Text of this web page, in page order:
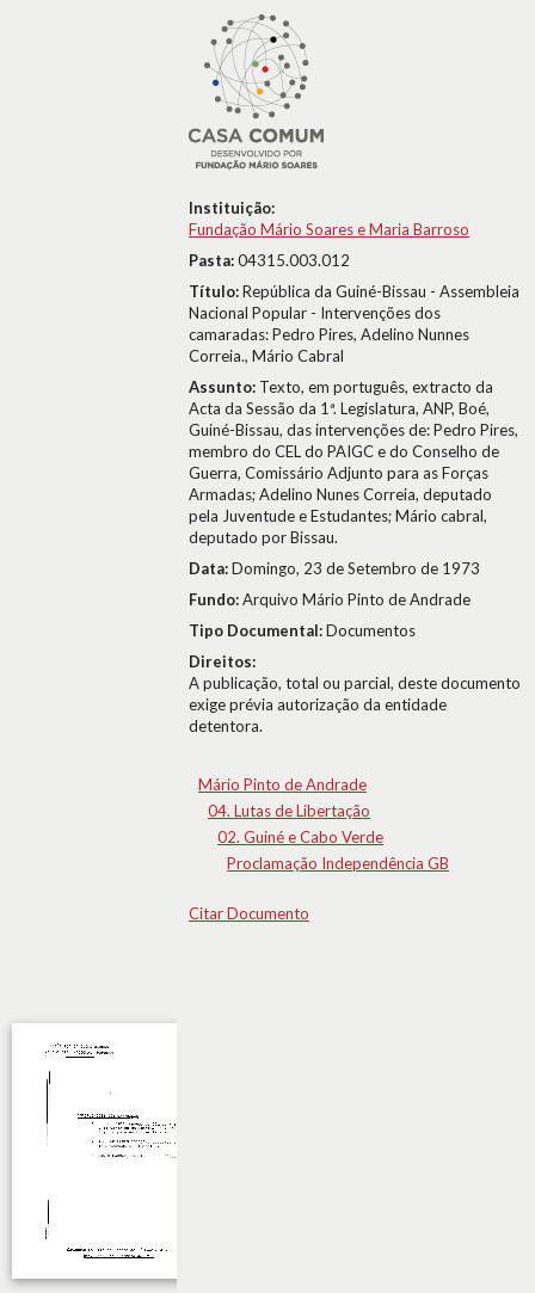
Instituição:
Fundação Mário Soares e Maria Barroso
Pasta:04315.003.012
Título:República da Guiné-Bissau - Assembleia
Nacional Popular - Intervenções dos
camaradas: Pedro Pires, Adelino Nunnes
Correia., Mário Cabral
Assunto: Texto, em português, extracto da
Acta da Sessão da 1ª. Legislatura, ANP, Boé,
Guiné-Bissau, das intervenções de: Pedro Pires,
membro do CEL do PAIGC e do Conselho de
Guerra, Comissário Adjunto para as Forças
Armadas; Adelino Nunes Correia, deputado
pela Juventude e Estudantes; Mário cabral,
deputado por Bissau.
Data:Domingo, 23 de Setembro de 1973
Fundo:Arquivo Mário Pinto de Andrade
Tipo Documental:Documentos
Direitos:
A publicação, total ou parcial, deste documento
exige prévia autorização da entidade
detentora.
Mário Pinto de Andrade
04. Lutas de Libertação
02. Guiné e Cabo Verde
Proclamação Independência GB
Citar Documento